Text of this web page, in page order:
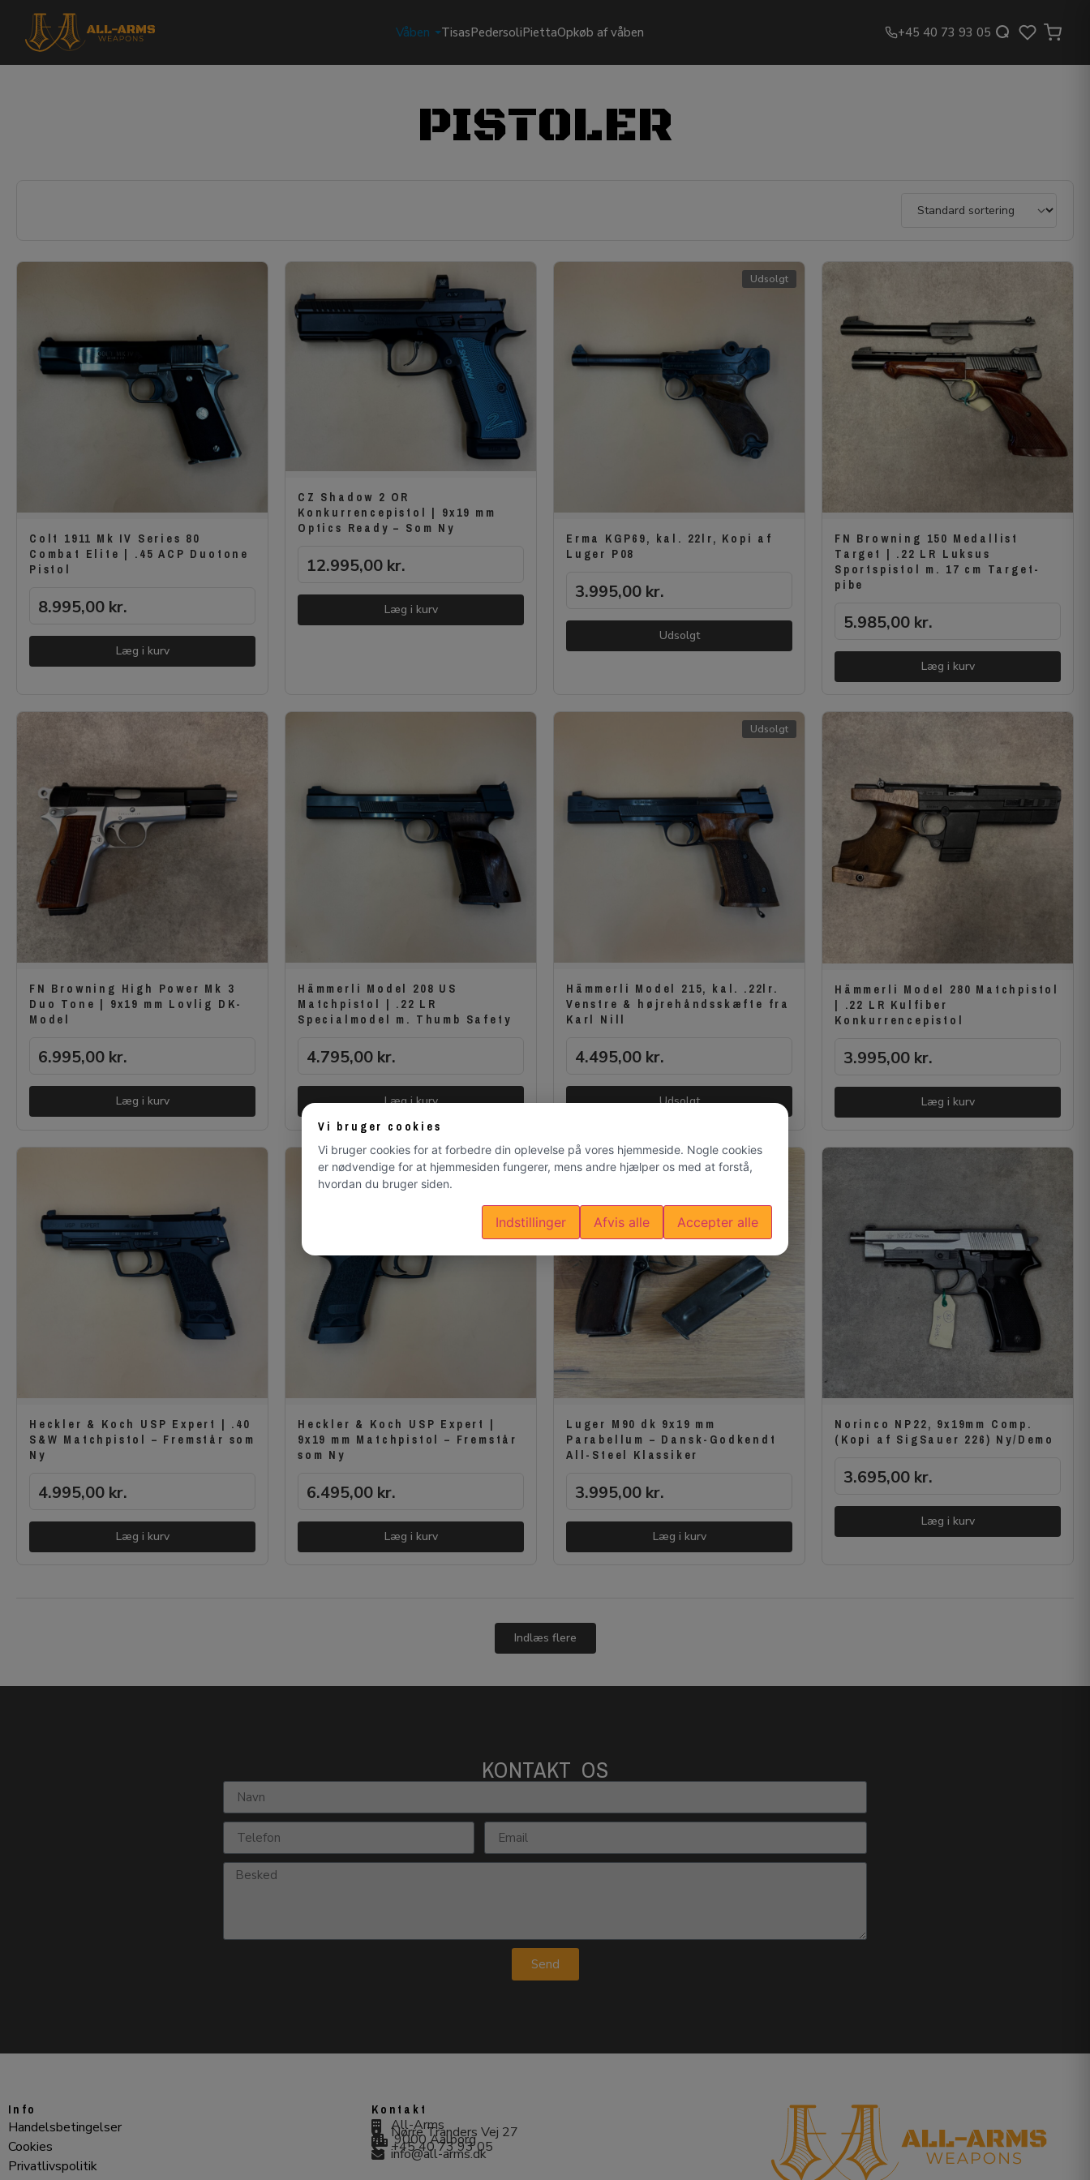
Våben TisasPedersoliPiettaOpkøb af våben +45 40 73 93 05
PISTOLER
Colt 1911 Mk IV Series 80
Combat Elite | .45 ACP Duotone
Pistol
8.995,00 kr.
Læg i kurv
CZ Shadow 2 OR
Konkurrencepistol | 9x19 mm
Optics Ready – Som Ny
12.995,00 kr.
Læg i kurv
Udsolgt
Erma KGP69, kal. 22lr, Kopi af
Luger P08
3.995,00 kr.
Udsolgt
FN Browning 150 Medallist
Target | .22 LR Luksus
Sportspistol m. 17 cm Target-
pibe
5.985,00 kr.
Læg i kurv
FN Browning High Power Mk 3
Duo Tone | 9x19 mm Lovlig DK-
Model
6.995,00 kr.
Læg i kurv
Hämmerli Model 208 US
Matchpistol | .22 LR
Specialmodel m. Thumb Safety
4.795,00 kr.
Læg i kurv
Udsolgt
Hämmerli Model 215, kal. .22lr.
Venstre & højrehåndsskæfte fra
Karl Nill
4.495,00 kr.
Udsolgt
Hämmerli Model 280 Matchpistol
| .22 LR Kulfiber
Konkurrencepistol
3.995,00 kr.
Læg i kurv
Heckler & Koch USP Expert | .40
S&W Matchpistol – Fremstår som
Ny
4.995,00 kr.
Læg i kurv
Heckler & Koch USP Expert |
9x19 mm Matchpistol – Fremstår
som Ny
6.495,00 kr.
Læg i kurv
Luger M90 dk 9x19 mm
Parabellum – Dansk-Godkendt
All-Steel Klassiker
3.995,00 kr.
Læg i kurv
Norinco NP22, 9x19mm Comp.
(Kopi af SigSauer 226) Ny/Demo
3.695,00 kr.
Læg i kurv
Indlæs flere
KONTAKT OS
Send
Info
Handelsbetingelser
Cookies
Privatlivspolitik
Kontakt
All-Arms
Nørre Tranders Vej 27
9000 Aalborg
+45 40 73 93 05
info@all-arms.dk
Vi bruger cookies
Vi bruger cookies for at forbedre din oplevelse på vores hjemmeside. Nogle cookies
er nødvendige for at hjemmesiden fungerer, mens andre hjælper os med at forstå,
hvordan du bruger siden.
Indstillinger Afvis alle Accepter alle